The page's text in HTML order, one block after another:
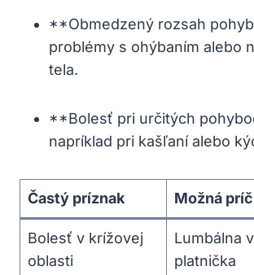
**Obmedzený rozsah
problémy‌ s ohýbaním alebo​
tela.
**Bolesť pri ‌určitých
napríklad pri‍ kašľaní alebo
Častý príznak Možná
Bolesť v​ krížovej
oblasti
Lumbálna
platnička